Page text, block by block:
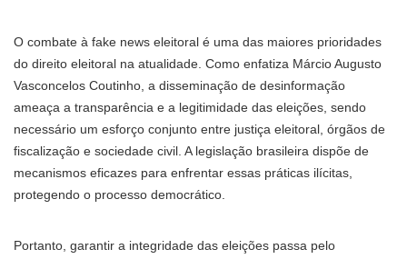
O combate à fake news eleitoral é uma das maiores prioridades
do direito eleitoral na atualidade. Como enfatiza Márcio Augusto
Vasconcelos Coutinho, a disseminação de desinformação
ameaça a transparência e a legitimidade das eleições, sendo
necessário um esforço conjunto entre justiça eleitoral, órgãos de
fiscalização e sociedade civil. A legislação brasileira dispõe de
mecanismos eficazes para enfrentar essas práticas ilícitas,
protegendo o processo democrático.
Portanto, garantir a integridade das eleições passa pelo